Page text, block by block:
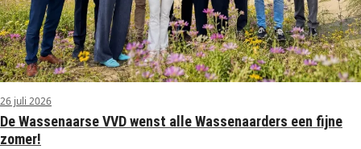
26 juli 2026
De Wassenaarse VVD wenst alle Wassenaarders een fijne
zomer!